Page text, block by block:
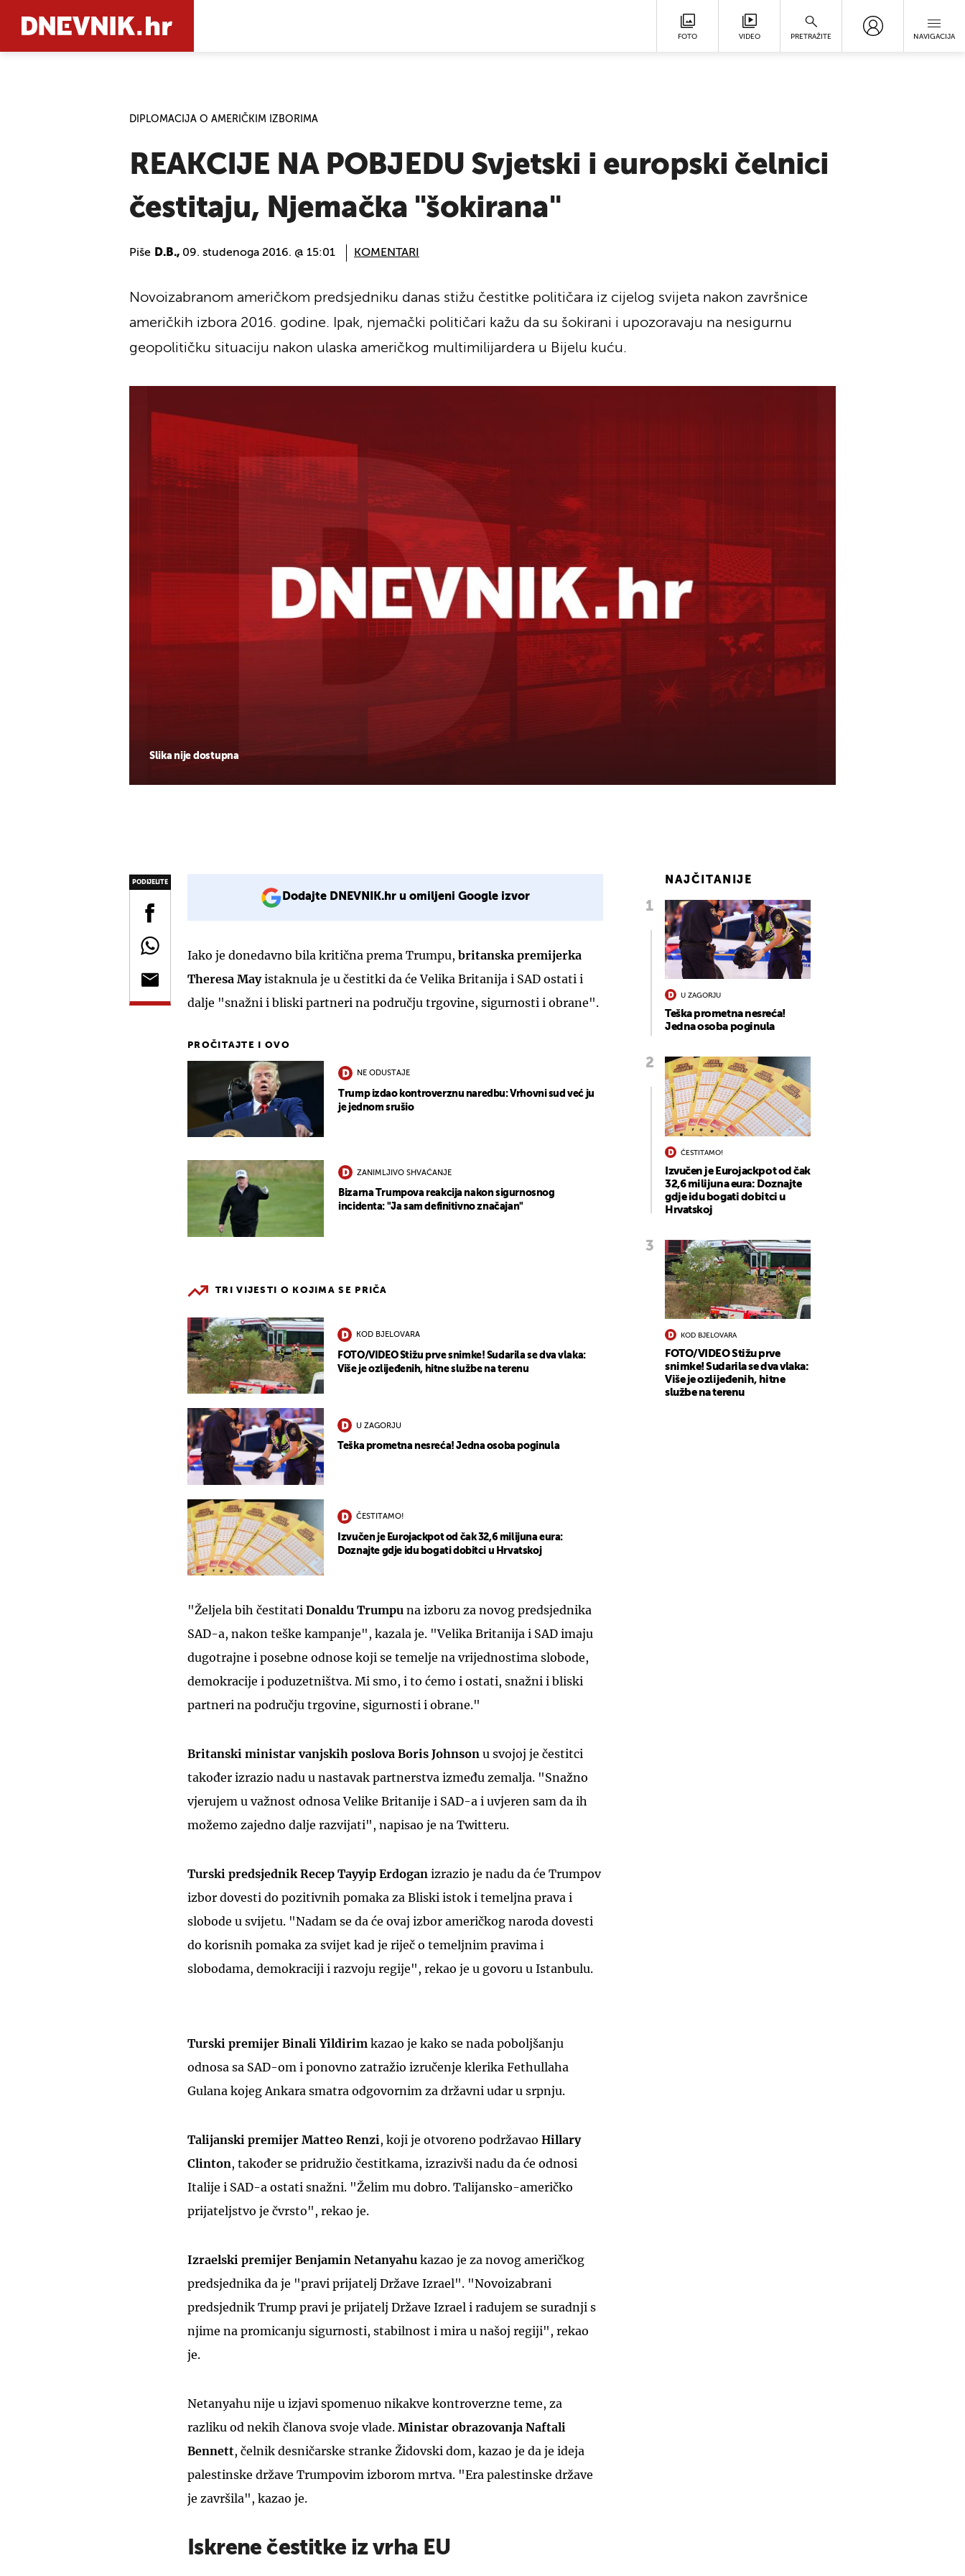
FOTO VIDEO PRETRAŽITE NAVIGACIJA
DIPLOMACIJA O AMERIČKIM IZBORIMA
REAKCIJE NA POBJEDU Svjetski i europski čelnici
čestitaju, Njemačka "šokirana"
Piše D.B., 09. studenoga 2016. @ 15:01 KOMENTARI
Slika nije dostupna
Novoizabranom američkom predsjedniku danas stižu čestitke političara iz cijelog svijeta nakon završnice
američkih izbora 2016. godine. Ipak, njemački političari kažu da su šokirani i upozoravaju na nesigurnu
geopolitičku situaciju nakon ulaska američkog multimilijardera u Bijelu kuću.
PODIJELITE
Dodajte DNEVNIK.hr u omiljeni Google izvor
Iako je donedavno bila kritična prema Trumpu, britanska premijerka
Theresa Mayistaknula je u čestitki da će Velika Britanija i SAD ostati i
dalje "snažni i bliski partneri na području trgovine, sigurnosti i obrane".
PROČITAJTE I OVO
NE ODUSTAJE
Trump izdao kontroverznu naredbu: Vrhovni sud već ju
je jednom srušio
ZANIMLJIVO SHVAĆANJE
Bizarna Trumpova reakcija nakon sigurnosnog
incidenta: "Ja sam definitivno značajan"
TRI VIJESTI O KOJIMA SE PRIČA
KOD BJELOVARA
FOTO/VIDEO Stižu prve snimke! Sudarila se dva vlaka:
Više je ozlijeđenih, hitne službe na terenu
U ZAGORJU
Teška prometna nesreća! Jedna osoba poginula
ČESTITAMO!
Izvučen je Eurojackpot od čak 32,6 milijuna eura:
Doznajte gdje idu bogati dobitci u Hrvatskoj
"Željela bih čestitati Donaldu Trumpu na izboru za novog predsjednika
SAD-a, nakon teške kampanje", kazala je. "Velika Britanija i SAD imaju
dugotrajne i posebne odnose koji se temelje na vrijednostima slobode,
demokracije i poduzetništva. Mi smo, i to ćemo i ostati, snažni i bliski
partneri na području trgovine, sigurnosti i obrane."
Britanski ministar vanjskih poslova Boris Johnson u svojoj je čestitci
također izrazio nadu u nastavak partnerstva između zemalja. "Snažno
vjerujem u važnost odnosa Velike Britanije i SAD-a i uvjeren sam da ih
možemo zajedno dalje razvijati", napisao je na Twitteru.
Turski predsjednik Recep Tayyip Erdogan izrazio je nadu da će Trumpov
izbor dovesti do pozitivnih pomaka za Bliski istok i temeljna prava i
slobode u svijetu. "Nadam se da će ovaj izbor američkog naroda dovesti
do korisnih pomaka za svijet kad je riječ o temeljnim pravima i
slobodama, demokraciji i razvoju regije", rekao je u govoru u Istanbulu.
Turski premijer Binali Yildirim kazao je kako se nada poboljšanju
odnosa sa SAD-om i ponovno zatražio izručenje klerika Fethullaha
Gulana kojeg Ankara smatra odgovornim za državni udar u srpnju.
Talijanski premijer Matteo Renzi, koji je otvoreno podržavao Hillary
Clinton, također se pridružio čestitkama, izrazivši nadu da će odnosi
Italije i SAD-a ostati snažni. "Želim mu dobro. Talijansko-američko
prijateljstvo je čvrsto", rekao je.
Izraelski premijer Benjamin Netanyahu kazao je za novog američkog
predsjednika da je "pravi prijatelj Države Izrael". "Novoizabrani
predsjednik Trump pravi je prijatelj Države Izrael i radujem se suradnji s
njime na promicanju sigurnosti, stabilnost i mira u našoj regiji", rekao
je.
Netanyahu nije u izjavi spomenuo nikakve kontroverzne teme, za
razliku od nekih članova svoje vlade. Ministar obrazovanja Naftali
Bennett, čelnik desničarske stranke Židovski dom, kazao je da je ideja
palestinske države Trumpovim izborom mrtva. "Era palestinske države
je završila", kazao je.
Iskrene čestitke iz vrha EU
NAJČITANIJE
U ZAGORJU
Teška prometna nesreća!
Jedna osoba poginula
ČESTITAMO!
Izvučen je Eurojackpot od čak
32,6 milijuna eura: Doznajte
gdje idu bogati dobitci u
Hrvatskoj
KOD BJELOVARA
FOTO/VIDEO Stižu prve
snimke! Sudarila se dva vlaka:
Više je ozlijeđenih, hitne
službe na terenu